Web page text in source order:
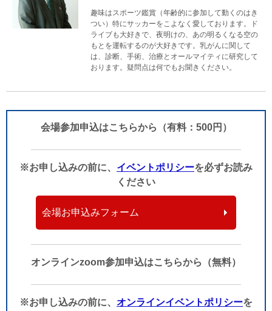
趣味はスポーツ鑑賞（年齢的に参加して動くのはき
つい）特にサッカーをこよなく愛しております。ド
ライブも大好きで、夜明けの、あの明るくなる空の
もとを運転するのが大好きです。乳がんに関して
は、診断、手術、治療とオールマイティに研究して
おります。疑問点は何でもお聞きください。
会場参加申込はこちらから（有料：500円）
※お申し込みの前に、 イベントポリシーを必ずお読み
ください
会場お申込みフォーム
オンラインzoom参加申込はこちらから（無料）
※お申し込みの前に、 オンラインイベントポリシーを